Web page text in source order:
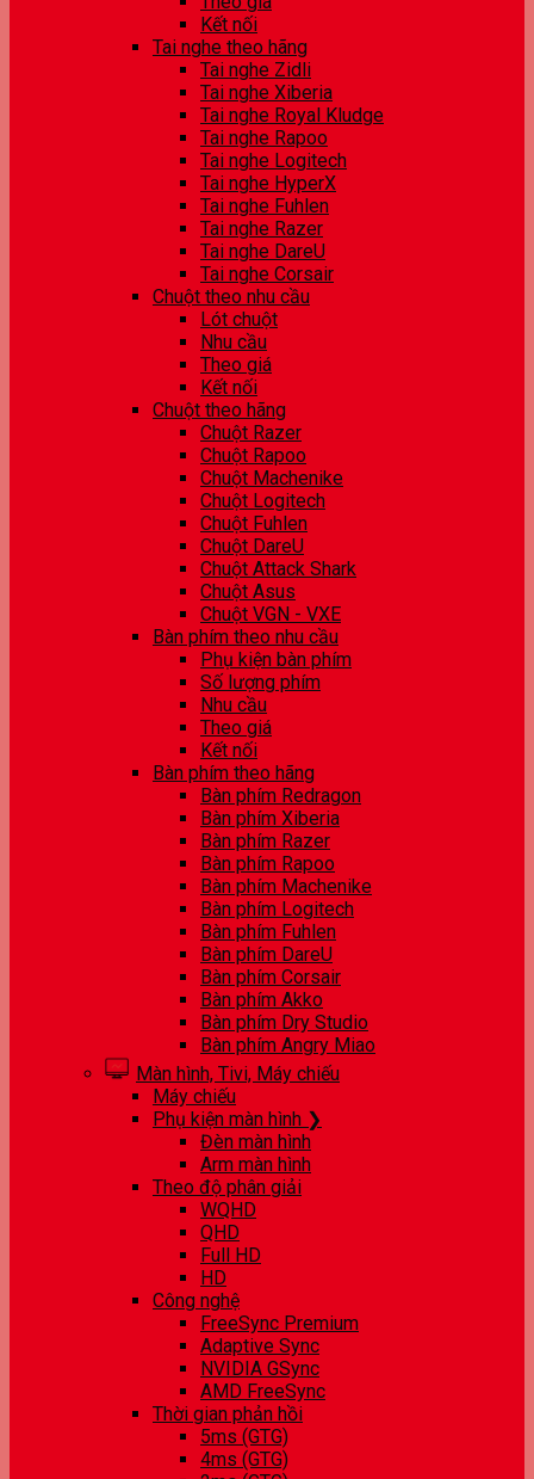
Kết nối
Tai nghe theo hãng
Tai nghe Zidli
Tai nghe Xiberia
Tai nghe Royal Kludge
Tai nghe Rapoo
Tai nghe Logitech
Tai nghe HyperX
Tai nghe Fuhlen
Tai nghe Razer
Tai nghe DareU
Tai nghe Corsair
Chuột theo nhu cầu
Lót chuột
Nhu cầu
Theo giá
Kết nối
Chuột theo hãng
Chuột Razer
Chuột Rapoo
Chuột Machenike
Chuột Logitech
Chuột Fuhlen
Chuột DareU
Chuột Attack Shark
Chuột Asus
Chuột VGN - VXE
Bàn phím theo nhu cầu
Phụ kiện bàn phím
Số lượng phím
Nhu cầu
Theo giá
Kết nối
Bàn phím theo hãng
Bàn phím Redragon
Bàn phím Xiberia
Bàn phím Razer
Bàn phím Rapoo
Bàn phím Machenike
Bàn phím Logitech
Bàn phím Fuhlen
Bàn phím DareU
Bàn phím Corsair
Bàn phím Akko
Bàn phím Dry Studio
Bàn phím Angry Miao
Màn hình, Tivi, Máy chiếu
Máy chiếu
Phụ kiện màn hình ❯
Đèn màn hình
Arm màn hình
Theo độ phân giải
WQHD
QHD
Full HD
HD
Công nghệ
FreeSync Premium
Adaptive Sync
NVIDIA GSync
AMD FreeSync
Thời gian phản hồi
5ms (GTG)
4ms (GTG)